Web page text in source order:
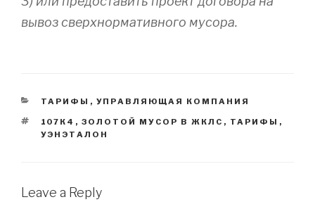
вывоз сверхнормативного мусора.
CATEGORIES
ТАРИФЫ , УПРАВЛЯЮЩАЯ КОМПАНИЯ
TAGS
107К4 , ЗОЛОТОЙ МУСОР В ЖКЛС , ТАРИФЫ ,
УЭНЭТАЛОН
Leave a Reply